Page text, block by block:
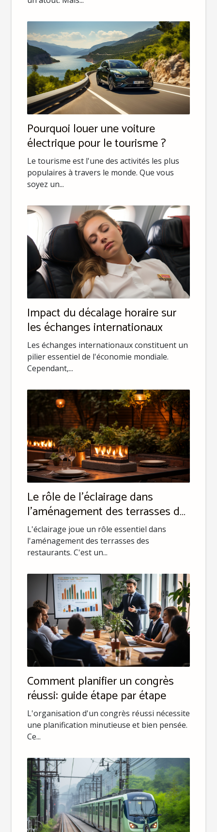
Pourquoi louer une voiture
électrique pour le tourisme ?
Le tourisme est l'une des activités les plus
populaires à travers le monde. Que vous
soyez un...
Impact du décalage horaire sur
les échanges internationaux
Les échanges internationaux constituent un
pilier essentiel de l'économie mondiale.
Cependant,...
Le rôle de l'éclairage dans
l'aménagement des terrasses de
restaurant
L'éclairage joue un rôle essentiel dans
l'aménagement des terrasses des
restaurants. C'est un...
Comment planifier un congrès
réussi: guide étape par étape
L'organisation d'un congrès réussi nécessite
une planification minutieuse et bien pensée.
Ce...